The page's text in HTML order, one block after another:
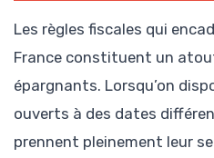
Les règles fiscales qui
France constituent un
épargnants. Lorsqu’on
ouverts à des dates
prennent pleinement leur